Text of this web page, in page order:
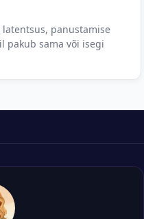
panustamise
pakub sama või isegi